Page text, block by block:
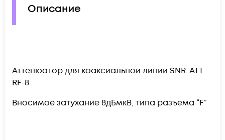
Описание
Аттенюатор для коаксиальной линии SNR-ATT-
RF-8.
Вносимое затухание 8дБмкВ, типа разъема “F”